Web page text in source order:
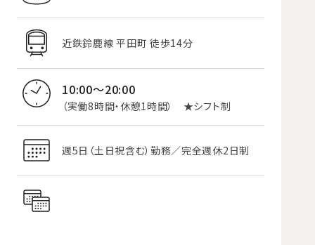
近鉄鈴鹿線 平田町 徒歩14分
10:00～20:00
（実働8時間・休憩1時間） ★シフト制
週5日（土日祝含む）勤務／完全週休2日制